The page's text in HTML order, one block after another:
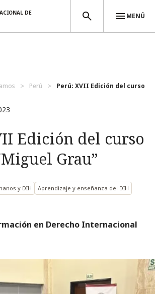
DE
MENÚ
Perú Perú: XVII Edición del curso
Edición del curso
Grau”
y DIH Aprendizaje y enseñanza del DIH
en Derecho Internacional